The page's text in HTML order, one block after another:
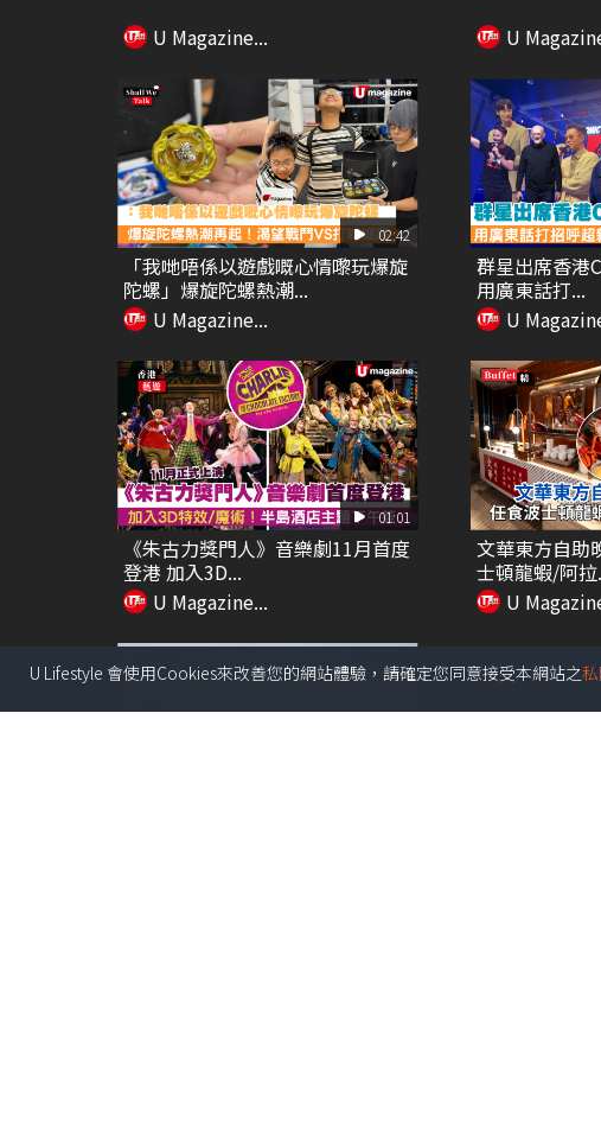
U Magazine...
U
02:42
「我哋唔係以遊戲嘅心情嚟玩爆旋
陀螺」爆旋陀螺熱潮...
U Magazine...
群星出席香港
用廣東話打...
U
01:01
《朱古力獎門人》音樂劇11月首度
登港 加入3D...
U Magazine...
文華東方自助
士頓龍蝦/阿拉
U
U Lifestyle 會使用Cookies來改善您的網站體驗，請確定您同意接受本網站之